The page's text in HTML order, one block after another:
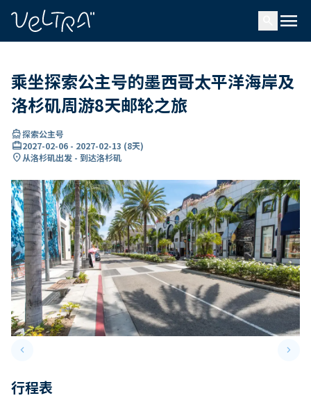
menu
乘坐探索公主号的墨西哥太平洋海岸及
洛杉矶周游8天邮轮之旅
directions_boat探索公主号
card_travel2027-02-06 - 2027-02-13 (8天)
location_on从洛杉矶出发 - 到达洛杉矶
keyboard_arrow_leftPrevious slide keyboard_arrow_right
行程表